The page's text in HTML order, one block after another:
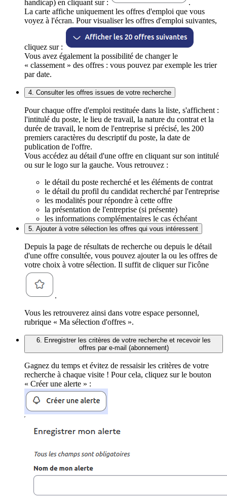
handicap) en cliquant sur :
.
La carte affiche uniquement les offres d'emploi que vous
voyez à l'écran. Pour visualiser les offres d'emploi suivantes,
cliquez sur :
Vous avez également la possibilité de changer le
« classement » des offres : vous pouvez par exemple les trier
par date.
4. Consulter les offres issues de votre recherche
Pour chaque offre d'emploi restituée dans la liste, s'affichent :
l'intitulé du poste, le lieu de travail, la nature du contrat et la
durée de travail, le nom de l'entreprise si précisé, les 200
premiers caractères du descriptif du poste, la date de
publication de l'offre.
Vous accédez au détail d'une offre en cliquant sur son intitulé
ou sur le logo sur la gauche. Vous retrouvez :
le détail du poste recherché et les éléments de contrat
le détail du profil du candidat recherché par l'entreprise
les modalités pour répondre à cette offre
la présentation de l'entreprise (si présente)
les informations complémentaires le cas échéant
5. Ajouter à votre sélection les offres qui vous intéressent
Depuis la page de résultats de recherche ou depuis le détail
d'une offre consultée, vous pouvez ajouter la ou les offres de
votre choix à votre sélection. Il suffit de cliquer sur l'icône
.
Vous les retrouverez ainsi dans votre espace personnel,
rubrique « Ma sélection d'offres ».
6. Enregistrer les critères de votre recherche et recevoir les
offres par e-mail (abonnement)
Gagnez du temps et évitez de ressaisir les critères de votre
recherche à chaque visite ! Pour cela, cliquez sur le bouton
« Créer une alerte » :